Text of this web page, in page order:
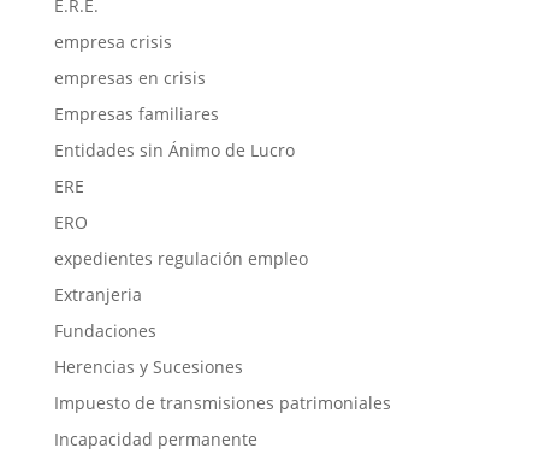
E.R.E.
empresa crisis
empresas en crisis
Empresas familiares
Entidades sin Ánimo de Lucro
ERE
ERO
expedientes regulación empleo
Extranjeria
Fundaciones
Herencias y Sucesiones
Impuesto de transmisiones patrimoniales
Incapacidad permanente